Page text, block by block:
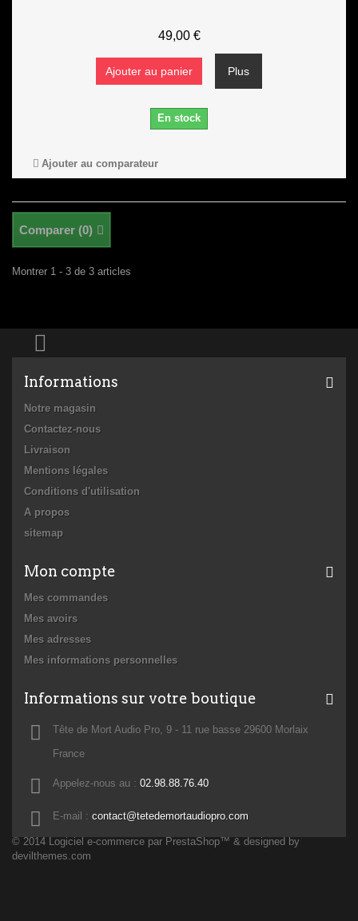
49,00 €
Ajouter au panier Plus
En stock
Ajouter au comparateur
Comparer (0)
Montrer 1 - 3 de 3 articles
Informations
Notre magasin
Contactez-nous
Livraison
Mentions légales
Conditions d'utilisation
A propos
sitemap
© 2014 Logiciel e-commerce par PrestaShop™ & designed by
devilthemes.com
Mon compte
Mes commandes
Mes avoirs
Mes adresses
Mes informations personnelles
Informations sur votre boutique
Tête de Mort Audio Pro, 9 - 11 rue basse 29600 Morlaix
France
Appelez-nous au : 02.98.88.76.40
E-mail : contact@tetedemortaudiopro.com